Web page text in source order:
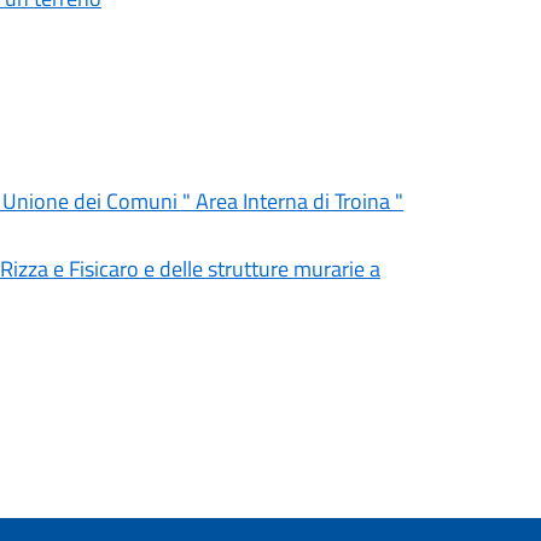
dei Comuni " Area Interna di Troina "
e Fisicaro e delle strutture murarie a